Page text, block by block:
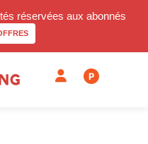
réservées aux abonnés
P